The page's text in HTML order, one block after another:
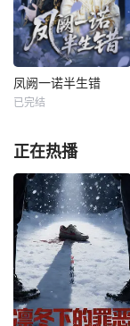
凤阙一诺半生错
已完结
正在热播